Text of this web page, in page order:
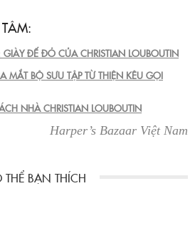
ĐẾ ĐỎ CỦA CHRISTIAN LOUBOUTIN
MẮT BỘ SƯU TẬP TỪ THIỆN KÊU GỌI
NHÀ CHRISTIAN LOUBOUTIN
Harper’s Bazaar Việt Nam